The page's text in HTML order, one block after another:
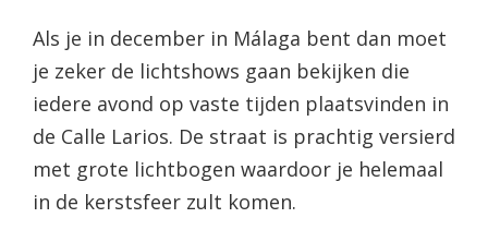
Als je in december in Málaga bent dan moet
je zeker de lichtshows gaan bekijken die
iedere avond op vaste tijden plaatsvinden in
de Calle Larios. De straat is prachtig versierd
met grote lichtbogen waardoor je helemaal
in de kerstsfeer zult komen.